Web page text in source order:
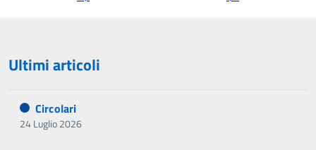
Ultimi articoli
Circolari
24 Luglio 2026